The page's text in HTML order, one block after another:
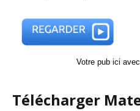
Votre pub ici
Télécharger